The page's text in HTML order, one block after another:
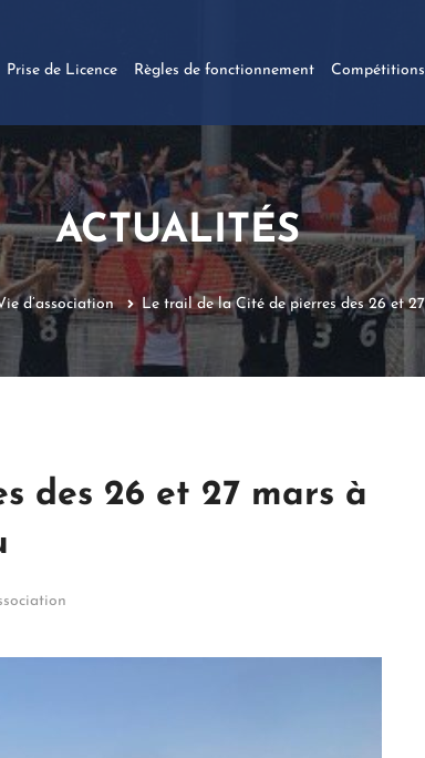
Prise de Licence Règles de fonctionnement Compétitions
ACTUALITÉS
d’association Le trail de la Cité de pierres des 26 et
des 26 et 27 mars à